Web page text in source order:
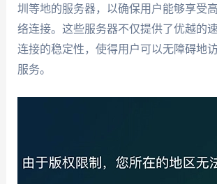
圳等地的服务器，以确保用户能够享受
络连接。这些服务器不仅提供了优越的
连接的稳定性，使得用户可以无障碍地
服务。